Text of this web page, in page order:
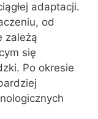
adaptacji.
od
zależą
się
Po okresie